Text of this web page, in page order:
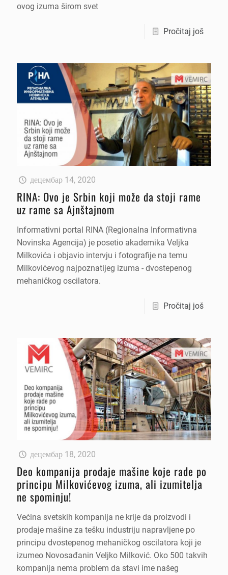
ovog izuma širom svet
Pročitaj još
децембар 14, 2020
RINA: Ovo je Srbin koji može da stoji rame
uz rame sa Ajnštajnom
Informativni portal RINA (Regionalna Informativna
Novinska Agencija) je posetio akademika Veljka
Milkovića i objavio intervju i fotografije na temu
Milkovićevog najpoznatijeg izuma - dvostepenog
mehaničkog oscilatora.
Pročitaj još
децембар 18, 2020
Deo kompanija prodaje mašine koje rade po
principu Milkovićevog izuma, ali izumitelja
ne spominju!
Većina svetskih kompanija ne krije da proizvodi i
prodaje mašine za tešku industriju napravljene po
principu dvostepenog mehaničkog oscilatora koji je
izumeo Novosađanin Veljko Milković. Oko 500 takvih
kompanija nema problem da stavi ime našeg